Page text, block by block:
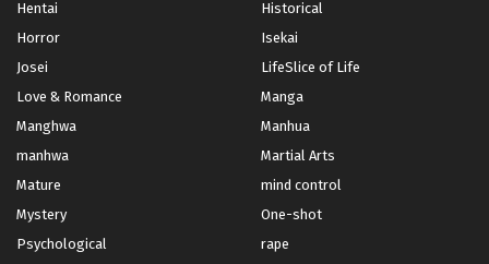
Hentai
Historical
Horror
Isekai
Josei
LifeSlice of Life
Love & Romance
Manga
Manghwa
Manhua
manhwa
Martial Arts
Mature
mind control
Mystery
One-shot
Psychological
rape